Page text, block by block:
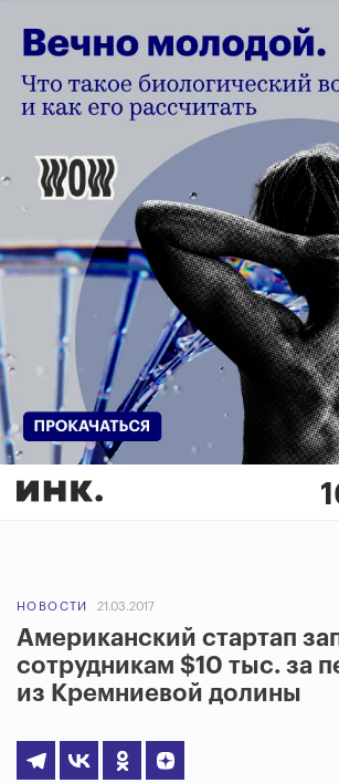
НОВОСТИ 21.03.2017
Американский стартап
сотрудникам $10 тыс. за
из Кремниевой долины